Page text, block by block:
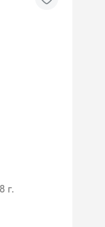
г.